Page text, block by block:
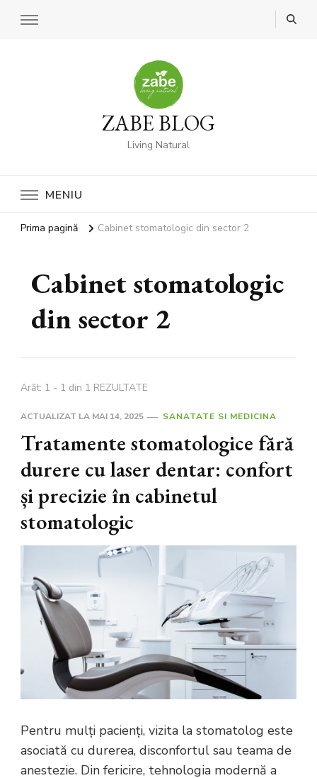
ZABE BLOG
Living Natural
MENIU
Prima pagină Cabinet stomatologic din sector 2
Cabinet stomatologic
din sector 2
Arăt: 1 - 1 din 1 REZULTATE
ACTUALIZAT LA MAI 14, 2025 SANATATE SI MEDICINA
Tratamente stomatologice fără
durere cu laser dentar: confort
și precizie în cabinetul
stomatologic
Pentru mulți pacienți, vizita la stomatolog este
asociată cu durerea, disconfortul sau teama de
anestezie. Din fericire, tehnologia modernă a